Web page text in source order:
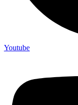
Youtube